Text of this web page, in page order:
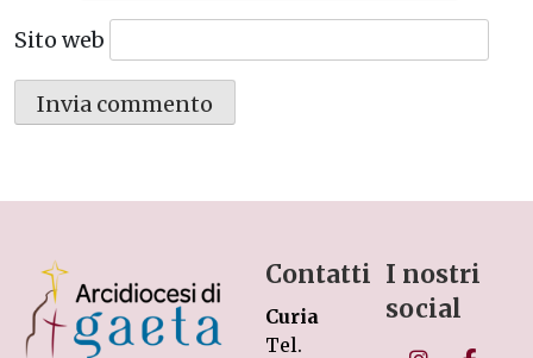
Sito web
Contatti
Curia
Tel.
I nostri
social